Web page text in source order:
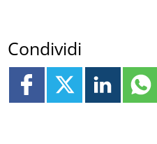
Condividi